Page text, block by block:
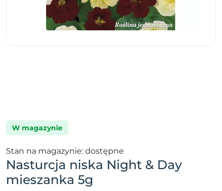
W magazynie
Stan na magazynie: dostępne
Nasturcja niska Night & Day
mieszanka 5g